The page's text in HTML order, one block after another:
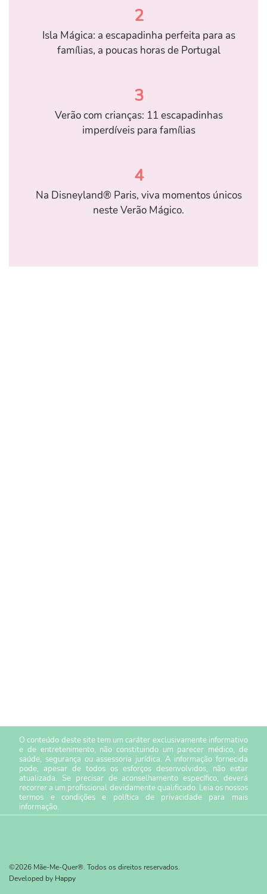
2
Isla Mágica: a escapadinha perfeita para as
famílias, a poucas horas de Portugal
3
Verão com crianças: 11 escapadinhas
imperdíveis para famílias
4
Na Disneyland® Paris, viva momentos únicos
neste Verão Mágico.
O conteúdo deste site tem um caráter exclusivamente informativo
e de entretenimento, não constituindo um parecer médico, de
saúde, segurança ou assessoria jurídica. A informação fornecida
pode, apesar de todos os esforços desenvolvidos, não estar
atualizada. Se precisar de aconselhamento específico, deverá
recorrer a um profissional devidamente qualificado. Leia os nossos
termos e condiçõese política de privacidade para mais
informação.
©2026 Mãe-Me-Quer®. Todos os direitos reservados.
Developed by Happy